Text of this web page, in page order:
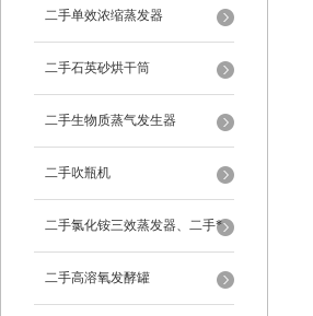
二手单效浓缩蒸发器
二手石英砂烘干筒
二手生物质蒸气发生器
二手吹瓶机
二手氯化铵三效蒸发器、二手*
蒸发器
二手高溶氧发酵罐